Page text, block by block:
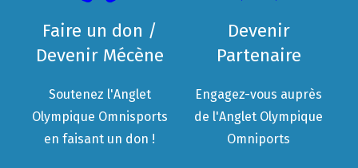
Faire un don /
Devenir Mécène
Soutenez l'Anglet
Olympique Omnisports
en faisant un don !
Devenir
Partenaire
Engagez-vous auprès
de l'Anglet Olympique
Omniports